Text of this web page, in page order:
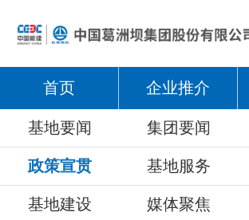
首页 企业推介
基地要闻 集团要闻
政策宣贯 基地服务
基地建设 媒体聚焦